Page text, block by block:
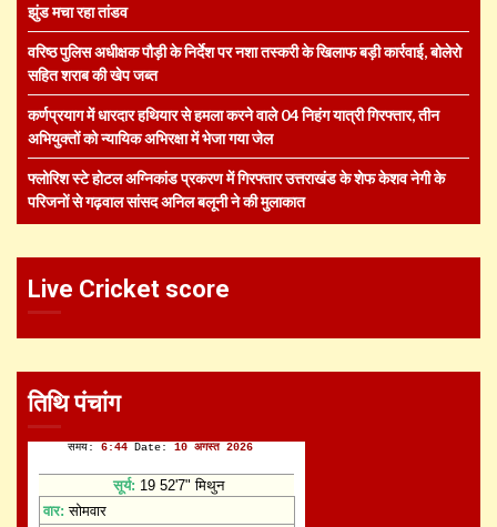
झुंड मचा रहा तांडव
वरिष्ठ पुलिस अधीक्षक पौड़ी के निर्देश पर नशा तस्करी के खिलाफ बड़ी कार्रवाई, बोलेरो
सहित शराब की खेप जब्त
कर्णप्रयाग में धारदार हथियार से हमला करने वाले 04 निहंग यात्री गिरफ्तार, तीन
अभियुक्तों को न्यायिक अभिरक्षा में भेजा गया जेल
फ्लोरिश स्टे होटल अग्निकांड प्रकरण में गिरफ्तार उत्तराखंड के शेफ केशव नेगी के
परिजनों से गढ़वाल सांसद अनिल बलूनी ने की मुलाकात
Live Cricket score
तिथि पंचांग